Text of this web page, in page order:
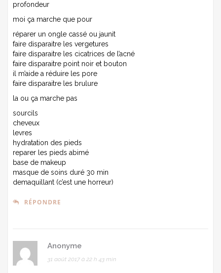
profondeur
moi ça marche que pour
réparer un ongle cassé ou jaunit
faire disparaitre les vergetures
faire disparaitre les cicatrices de l’acné
faire disparaitre point noir et bouton
il m’aide a réduire les pore
faire disparaitre les brulure
la ou ça marche pas
sourcils
cheveux
levres
hydratation des pieds
reparer les pieds abimé
base de makeup
masque de soins duré 30 min
demaquillant (c’est une horreur)
RÉPONDRE
Anonyme
31 août 2017 à 22 h 43 min